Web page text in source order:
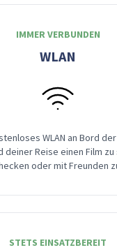
IMMER VERBUNDEN
WLAN
WLAN an Bord
deiner Reise einen Film zu
oder mit Freunden
STETS EINSATZBEREIT